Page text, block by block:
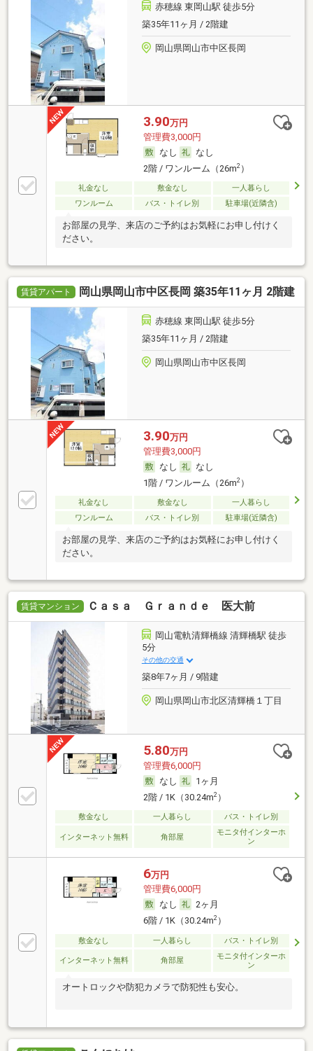
赤穂線 東岡山駅 徒歩5分
築35年11ヶ月 / 2階建
岡山県岡山市中区長岡
3.90万円
管理費3,000円
なし
なし
2階 / ワンルーム（26m2）
礼金なし 敷金なし
一人暮らし
ワンルーム
バス・トイレ別 駐車場(近隣含)
お部屋の見学、来店のご予約はお気軽にお申し付けく
ださい。
賃貸アパート 岡山県岡山市中区長岡 築35年11ヶ月 2階建
赤穂線 東岡山駅 徒歩5分
築35年11ヶ月 / 2階建
岡山県岡山市中区長岡
3.90万円
管理費3,000円
なし
なし
1階 / ワンルーム（26m2）
礼金なし 敷金なし
一人暮らし
ワンルーム
バス・トイレ別 駐車場(近隣含)
お部屋の見学、来店のご予約はお気軽にお申し付けく
ださい。
賃貸マンション Ｃａｓａ Ｇｒａｎｄｅ 医大前
岡山電軌清輝橋線 清輝橋駅 徒歩
5分
その他の交通
築8年7ヶ月 / 9階建
岡山県岡山市北区清輝橋１丁目
5.80万円
管理費6,000円
なし
1ヶ月
2階 / 1K（30.24m2）
敷金なし 一人暮らし バス・トイレ別
インターネット無料 角部屋
モニタ付インターホ
ン
6万円
管理費6,000円
なし
2ヶ月
6階 / 1K（30.24m2）
敷金なし 一人暮らし バス・トイレ別
インターネット無料 角部屋
モニタ付インターホ
ン
オートロックや防犯カメラで防犯性も安心。